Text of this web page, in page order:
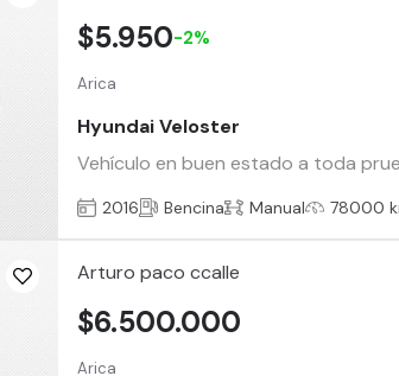
Arica
Hyundai Veloster
Vehículo en buen estado a toda
$5.950-2%
2016 Bencina Manual 78000
Arturo paco ccalle
Arica
$6.500.000